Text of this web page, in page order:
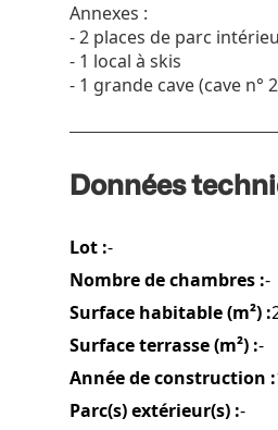
Annexes :
- 2 places de parc
- 1 local à skis
- 1 grande cave (cave n°
Données
Lot :-
Nombre de chambres :-
Surface habitable (m²) :
Surface terrasse (m²) :-
Année de construction :
Parc(s) extérieur(s) :-